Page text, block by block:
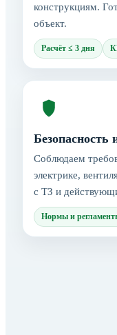
конструкциям.
объект.
Расчёт ≤ 3 дня
Безопасность
Соблюдаем
электрике,
с ТЗ и
Нормы и